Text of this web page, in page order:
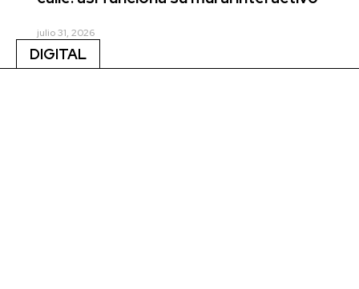
julio 31, 2026
DIGITAL